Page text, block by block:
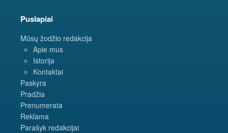
Puslapiai
Mūsų žodžio redakcija
Apie mus
Istorija
Kontaktai
Paskyra
Pradžia
Prenumerata
Reklama
Parašyk redakcijai